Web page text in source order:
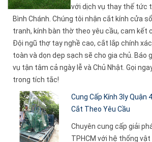
với dịch vụ thay thế tức
Bình Chánh. Chúng tôi nhận cắt kính cửa
tranh, kính bàn thờ theo yêu cầu, cam kết
Đội ngũ thợ tay nghề cao, cắt lắp chính
toàn và dọn dẹp sạch sẽ cho gia chủ. Báo
vụ tận tâm cả ngày lễ và Chủ Nhật. Gọi
trong tích tắc!
Cung Cấp Kính 3ly Quận
Cắt Theo Yêu Cầu
Chuyên cung cấp giải
TPHCM với hệ thống